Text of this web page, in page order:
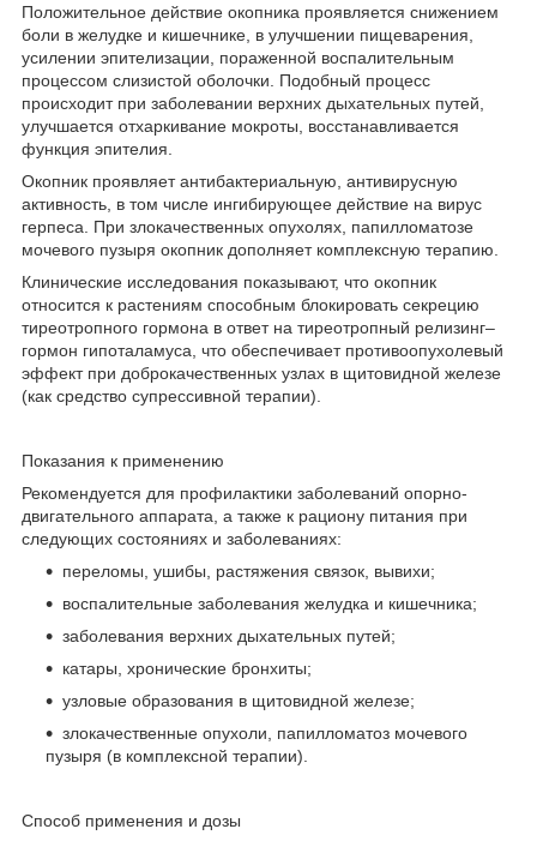
Положительное действие окопника проявляется снижением
боли в желудке и кишечнике, в улучшении пищеварения,
усилении эпителизации, пораженной воспалительным
процессом слизистой оболочки. Подобный процесс
происходит при заболевании верхних дыхательных путей,
улучшается отхаркивание мокроты, восстанавливается
функция эпителия.
Окопник проявляет антибактериальную, антивирусную
активность, в том числе ингибирующее действие на вирус
герпеса. При злокачественных опухолях, папилломатозе
мочевого пузыря окопник дополняет комплексную терапию.
Клинические исследования показывают, что окопник
относится к растениям способным блокировать секрецию
тиреотропного гормона в ответ на тиреотропный релизинг–
гормон гипоталамуса, что обеспечивает противоопухолевый
эффект при доброкачественных узлах в щитовидной железе
(как средство супрессивной терапии).
Показания к применению
Рекомендуется для профилактики заболеваний опорно-
двигательного аппарата, а также к рациону питания при
следующих состояниях и заболеваниях:
переломы, ушибы, растяжения связок, вывихи;
воспалительные заболевания желудка и кишечника;
заболевания верхних дыхательных путей;
катары, хронические бронхиты;
узловые образования в щитовидной железе;
злокачественные опухоли, папилломатоз мочевого
пузыря (в комплексной терапии).
Способ применения и дозы